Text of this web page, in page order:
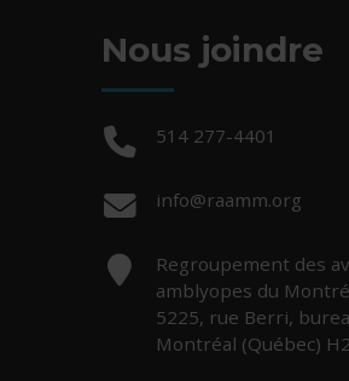
Nous joindre
Téléphone :
514 277-4401
Courriel :
info@raamm.org
Adresse :
Regroupement des
amblyopes du
5225, rue Berri,
Montréal (Québec)